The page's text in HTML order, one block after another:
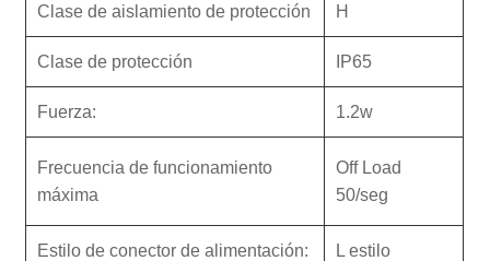
Clase de aislamiento de protección H
Clase de protección IP65
Fuerza: 1.2w
Frecuencia de funcionamiento
máxima
Off Load
50/seg
Estilo de conector de alimentación: L estilo